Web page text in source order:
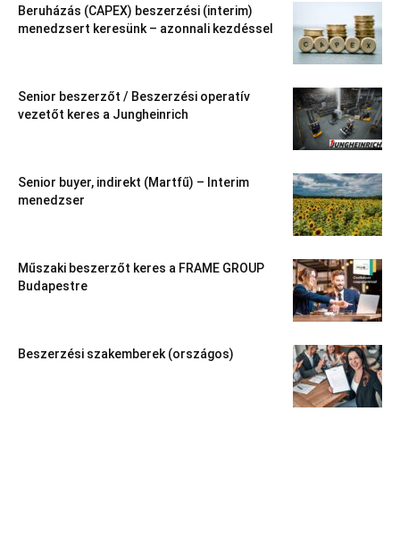
Beruházás (CAPEX) beszerzési (interim)
menedzsert keresünk – azonnali kezdéssel
Senior beszerzőt / Beszerzési operatív
vezetőt keres a Jungheinrich
Senior buyer, indirekt (Martfű) – Interim
menedzser
Műszaki beszerzőt keres a FRAME GROUP
Budapestre
Beszerzési szakemberek (országos)